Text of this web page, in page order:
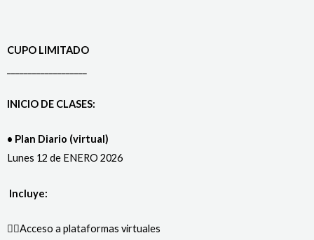
CUPO LIMITADO
INICIO DE CLASES:
• Plan Diario (virtual)
Lunes 12 de ENERO 2026
Incluye:
👉🏻Acceso a plataformas virtuales